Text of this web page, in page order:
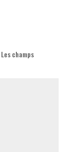
Les champs